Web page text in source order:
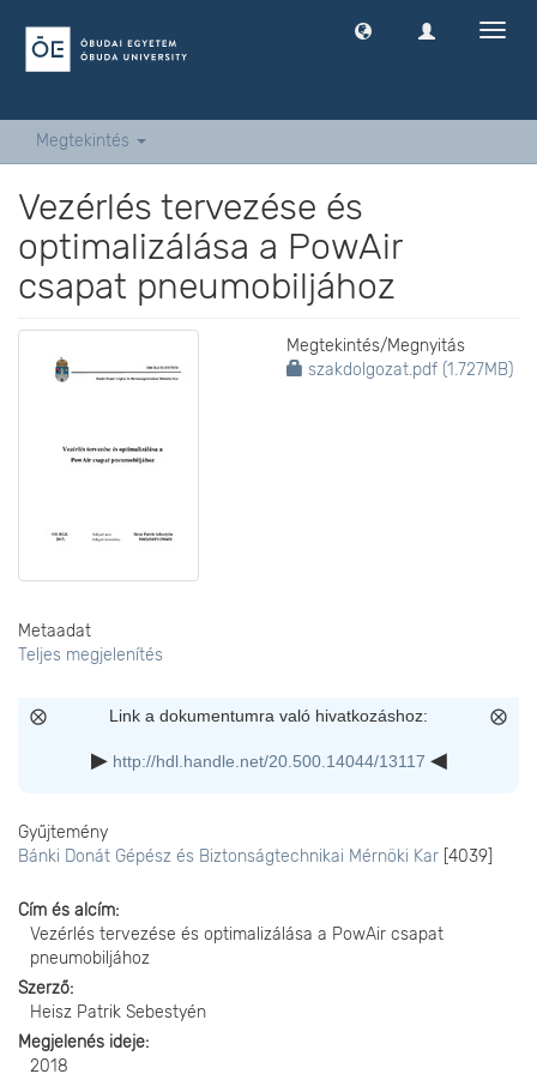
Megtekintés
Vezérlés tervezése és
optimalizálása a PowAir
csapat pneumobiljához
Megtekintés/Megnyitás
szakdolgozat.pdf (1.727MB)
Metaadat
Teljes megjelenítés
Link a dokumentumra való hivatkozáshoz:
http://hdl.handle.net/20.500.14044/13117
Gyűjtemény
Bánki Donát Gépész és Biztonságtechnikai Mérnöki Kar [4039]
Cím és alcím
Vezérlés tervezése és optimalizálása a PowAir csapat
pneumobiljához
Szerző
Heisz Patrik Sebestyén
Megjelenés ideje
2018